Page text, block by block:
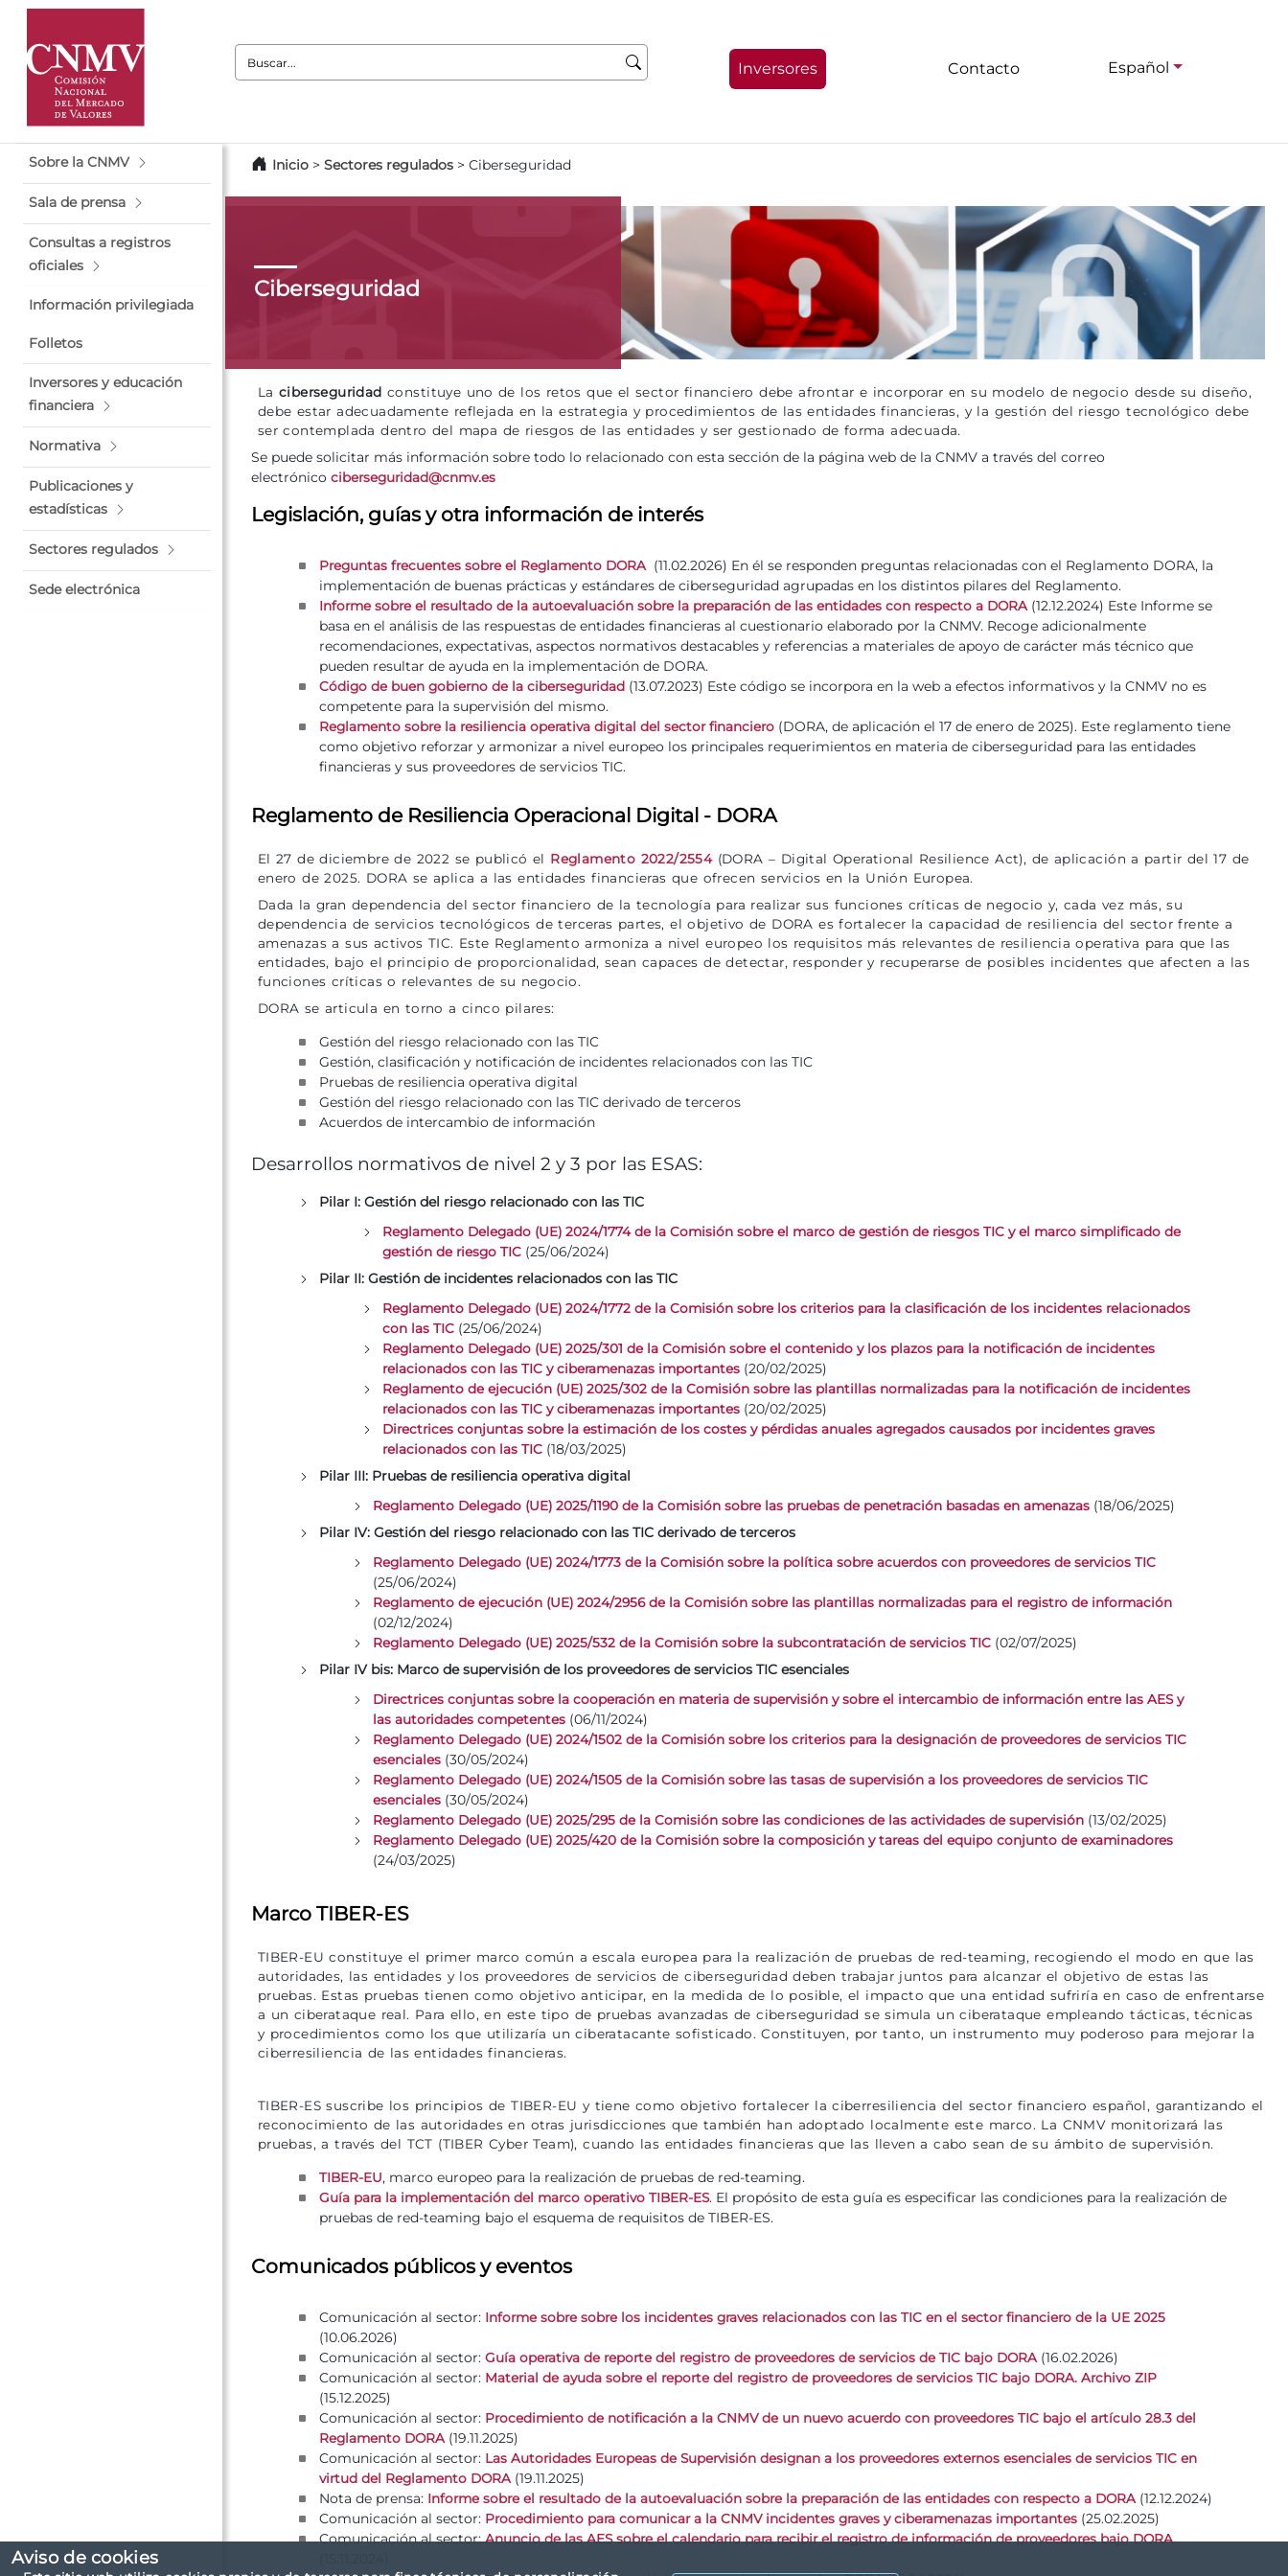
Aviso de cookies
Buscar:
Inversores Contacto Español
Sobre la CNMV
Sala de prensa
Consultas a registros
oficiales
Información privilegiada
Folletos
Inversores y educación
financiera
Normativa
Publicaciones y
estadísticas
Sectores regulados
Sede electrónica
Inicio > Sectores regulados > Ciberseguridad
Ciberseguridad
La ciberseguridadconstituye uno de los retos que el sector financiero debe afrontar e incorporar en su modelo de negocio desde su diseño,
debe estar adecuadamente reflejada en la estrategia y procedimientos de las entidades financieras, y la gestión del riesgo tecnológico debe
ser contemplada dentro del mapa de riesgos de las entidades y ser gestionado de forma adecuada.
Se puede solicitar más información sobre todo lo relacionado con esta sección de la página web de la CNMV a través del correo
electrónico ciberseguridad@cnmv.es
Legislación, guías y otra información de interés
Preguntas frecuentes sobre el Reglamento DORA (11.02.2026) En él se responden preguntas relacionadas con el Reglamento DORA, la
implementación de buenas prácticas y estándares de ciberseguridad agrupadas en los distintos pilares del Reglamento.
Informe sobre el resultado de la autoevaluación sobre la preparación de las entidades con respecto a DORA(12.12.2024) Este Informe se
basa en el análisis de las respuestas de entidades financieras al cuestionario elaborado por la CNMV. Recoge adicionalmente
recomendaciones, expectativas, aspectos normativos destacables y referencias a materiales de apoyo de carácter más técnico que
pueden resultar de ayuda en la implementación de DORA.
Código de buen gobierno de la ciberseguridad (13.07.2023) Este código se incorpora en la web a efectos informativos y la CNMV no es
competente para la supervisión del mismo.
Reglamento sobre la resiliencia operativa digital del sector financiero (DORA, de aplicación el 17 de enero de 2025). Este reglamento tiene
como objetivo reforzar y armonizar a nivel europeo los principales requerimientos en materia de ciberseguridad para las entidades
financieras y sus proveedores de servicios TIC.
Reglamento de Resiliencia Operacional Digital - DORA
El 27 de diciembre de 2022 se publicó el Reglamento 2022/2554(DORA – Digital Operational Resilience Act), de aplicación a partir del17 de
enero de 2025. DORA se aplica a las entidades financieras que ofrecen servicios en la Unión Europea.
Dada la gran dependencia del sector financiero de la tecnología para realizar sus funciones críticas de negocio y, cada vez más, su
dependencia de servicios tecnológicos de terceras partes, el objetivo de DORA es fortalecer la capacidad de resiliencia del sector frente a
amenazas a sus activos TIC. Este Reglamento armoniza a nivel europeo los requisitos más relevantes de resiliencia operativa para que las
entidades, bajo el principio de proporcionalidad, sean capaces de detectar, responder y recuperarse de posibles incidentes que afecten a las
funciones críticas o relevantes de su negocio.
DORA se articula en torno a cinco pilares:
Gestión del riesgo relacionado con las TIC
Gestión, clasificación y notificación de incidentes relacionados con las TIC
Pruebas de resiliencia operativa digital
Gestión del riesgo relacionado con las TIC derivado de terceros
Acuerdos de intercambio de información
Desarrollos normativos de nivel 2 y 3 por las ESAS:
Pilar I: Gestión del riesgo relacionado con las TIC
Reglamento Delegado (UE) 2024/1774 de la Comisión sobre el marco de gestión de riesgos TIC y el marco simplificado de
gestión de riesgo TIC (25/06/2024)
Pilar II: Gestión de incidentes relacionados con las TIC
Reglamento Delegado (UE) 2024/1772 de la Comisión sobre los criterios para la clasificación de los incidentes relacionados
con las TIC (25/06/2024)
Reglamento Delegado (UE) 2025/301 de la Comisión sobre el contenido y los plazos para la notificación de incidentes
relacionados con las TIC y ciberamenazas importantes (20/02/2025)
Reglamento de ejecución (UE) 2025/302 de la Comisión sobre las plantillas normalizadas para la notificación de incidentes
relacionados con las TIC y ciberamenazas importantes (20/02/2025)
Directrices conjuntas sobre la estimación de los costes y pérdidas anuales agregados causados por incidentes graves
relacionados con las TIC (18/03/2025)
Pilar III: Pruebas de resiliencia operativa digital
Reglamento Delegado (UE) 2025/1190 de la Comisión sobre las pruebas de penetración basadas en amenazas (18/06/2025)
Pilar IV: Gestión del riesgo relacionado con las TIC derivado de terceros
Reglamento Delegado (UE) 2024/1773 de la Comisión sobre la política sobre acuerdos con proveedores de servicios TIC
(25/06/2024)
Reglamento de ejecución (UE) 2024/2956 de la Comisión sobre las plantillas normalizadas para el registro de información
(02/12/2024)
Reglamento Delegado (UE) 2025/532 de la Comisión sobre la subcontratación de servicios TIC (02/07/2025)
Pilar IV bis: Marco de supervisión de los proveedores de servicios TIC esenciales
Directrices conjuntas sobre la cooperación en materia de supervisión y sobre el intercambio de información entre las AES y
las autoridades competentes (06/11/2024)
Reglamento Delegado (UE) 2024/1502 de la Comisión sobre los criterios para la designación de proveedores de servicios TIC
esenciales (30/05/2024)
Reglamento Delegado (UE) 2024/1505 de la Comisión sobre las tasas de supervisión a los proveedores de servicios TIC
esenciales (30/05/2024)
Reglamento Delegado (UE) 2025/295 de la Comisión sobre las condiciones de las actividades de supervisión (13/02/2025)
Reglamento Delegado (UE) 2025/420 de la Comisión sobre la composición y tareas del equipo conjunto de examinadores
(24/03/2025)
Marco TIBER-ES
TIBER-EU constituye el primer marco común a escala europea para la realización de pruebas de red-teaming, recogiendo el modo en que las
autoridades, las entidades y los proveedores de servicios de ciberseguridad deben trabajar juntos para alcanzar el objetivo de estas las
pruebas. Estas pruebas tienen como objetivo anticipar, en la medida de lo posible, el impacto que una entidad sufriría en caso de enfrentarse
a un ciberataque real. Para ello, en este tipo de pruebas avanzadas de ciberseguridad se simula un ciberataque empleando tácticas, técnicas
y procedimientos como los que utilizaría un ciberatacante sofisticado. Constituyen, por tanto, un instrumento muy poderoso para mejorar la
ciberresiliencia de las entidades financieras.
TIBER-ES suscribe los principios de TIBER-EU y tiene como objetivo fortalecer la ciberresiliencia del sector financiero español, garantizando el
reconocimiento de las autoridades en otras jurisdicciones que también han adoptado localmente este marco. La CNMV monitorizará las
pruebas, a través del TCT (TIBER Cyber Team), cuando las entidades financieras que las lleven a cabo sean de su ámbito de supervisión.
TIBER-EU, marco europeo para la realización de pruebas de red-teaming.
Guía para la implementación del marco operativo TIBER-ES. El propósito de esta guía es especificar las condiciones para la realización de
pruebas de red-teaming bajo el esquema de requisitos de TIBER-ES.
Comunicados públicos y eventos
Comunicación al sector: Informe sobre sobre los incidentes graves relacionados con las TIC en el sector financiero de la UE 2025
(10.06.2026)
Comunicación al sector: Guía operativa de reporte del registro de proveedores de servicios de TIC bajo DORA(16.02.2026)
Comunicación al sector: Material de ayuda sobre el reporte del registro de proveedores de servicios TIC bajo DORA. Archivo ZIP
(15.12.2025)
Comunicación al sector: Procedimiento de notificación a la CNMV de un nuevo acuerdo con proveedores TIC bajo el artículo 28.3 del
Reglamento DORA(19.11.2025)
Comunicación al sector: Las Autoridades Europeas de Supervisión designan a los proveedores externos esenciales de servicios TIC en
virtud del Reglamento DORA(19.11.2025)
Nota de prensa: Informe sobre el resultado de la autoevaluación sobre la preparación de las entidades con respecto a DORA(12.12.2024)
Comunicación al sector: Procedimiento para comunicar a la CNMV incidentes graves y ciberamenazas importantes (25.02.2025)
Comunicación al sector:Anuncio de las AES sobre el calendario para recibir el registro de información de proveedores bajo DORA